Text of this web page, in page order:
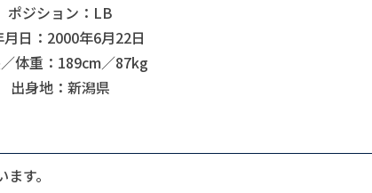
ポジション：LB
月日：2000年6月22日
体重：189cm／87kg
出身地：新潟県
す。